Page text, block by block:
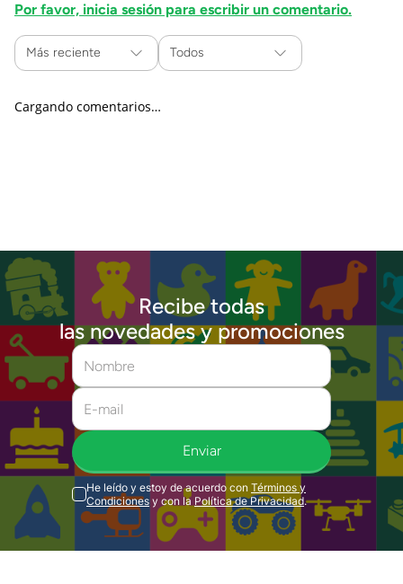
Por favor, inicia sesión para escribir un comentario.
Más reciente Todos
Cargando comentarios…
Recibe todas
las novedades y promociones
Enviar
He leído y estoy de acuerdo con Términos y
Condiciones y con la Política de Privacidad.